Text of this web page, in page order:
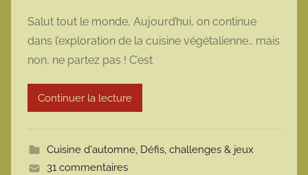
r
m
t
Salut tout le monde, Aujourd’hui, on continue
dans l’exploration de la cuisine végétalienne… mais
non, ne partez pas ! C’est
Continuer la lecture
Cuisine d'automne, Défis, challenges & jeux
31 commentaires